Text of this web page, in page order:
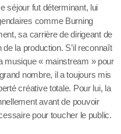
séjour fut déterminant, lui
comme Burning
sa carrière de dirigeant de
la production. S’il reconnaît
musique « mainstream » pour
nombre, il a toujours mis
créative totale. Pour lui, la
avant de pouvoir
pour toucher le public.